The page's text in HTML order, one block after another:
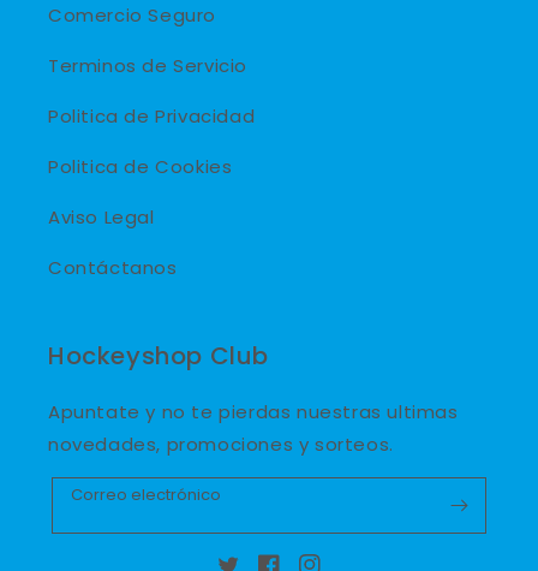
Comercio Seguro
Terminos de Servicio
Politica de Privacidad
Politica de Cookies
Aviso Legal
Contáctanos
Hockeyshop Club
Apuntate y no te pierdas nuestras ultimas
novedades, promociones y sorteos.
Correo electrónico